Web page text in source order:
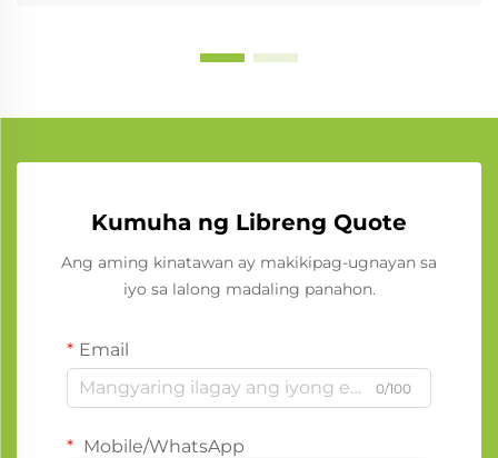
Kumuha ng Libreng Quote
Ang aming kinatawan ay makikipag-ugnayan sa
iyo sa lalong madaling panahon.
Email
0/100
Mobile/WhatsApp